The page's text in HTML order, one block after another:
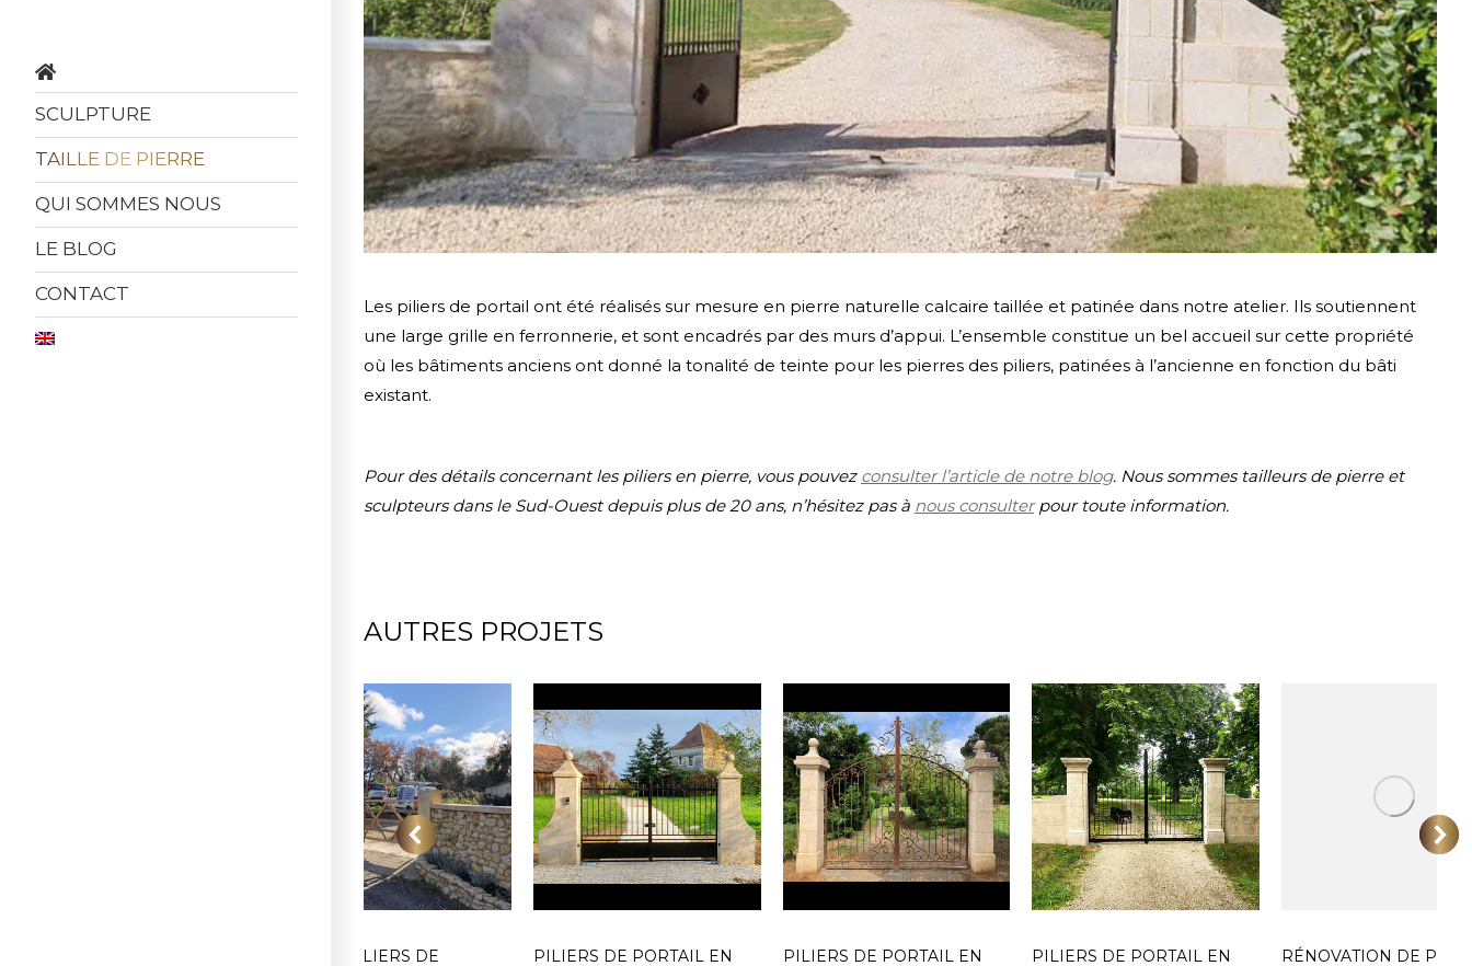
SCULPTURE
TAILLE DE PIERRE
QUI SOMMES NOUS
LE BLOG
CONTACT
Les piliers de portail ont été réalisés sur mesure en pierre naturelle calcaire taillée et patinée dans notre atelier. Ils soutiennent
une large grille en ferronnerie, et sont encadrés par des murs d’appui. L’ensemble constitue un bel accueil sur cette propriété
où les bâtiments anciens ont donné la tonalité de teinte pour les pierres des piliers, patinées à l’ancienne en fonction du bâti
existant.
Pour des détails concernant les piliers en pierre, vous pouvez consulter l’article de notre blog. Nous sommes tailleurs de pierre et
sculpteurs dans le Sud-Ouest depuis plus de 20 ans, n’hésitez pas à nous consulterpour toute information.
AUTRES PROJETS
PETITS PILIERS DE PILIERS DE PORTAIL EN PILIERS DE PORTAIL EN PILIERS DE PORTAIL EN RÉNOVATION DE